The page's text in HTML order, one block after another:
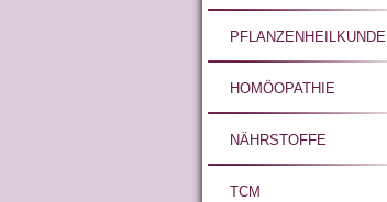
PFLANZENHEILKUNDE
HOMÖOPATHIE
NÄHRSTOFFE
TCM